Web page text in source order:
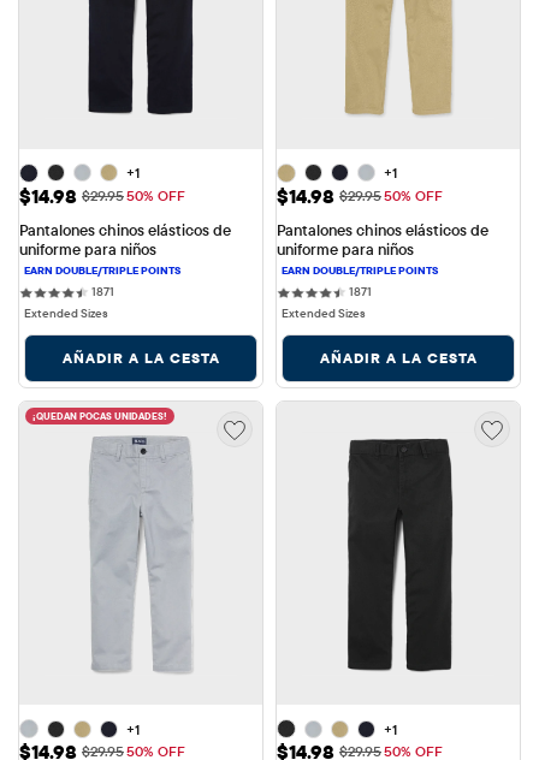
+1
Precio de venta: $14.98
$14.98 Precio original: $29.95
$29.9550% OFF
Pantalones chinos elásticos de
uniforme para niños
1871
Extended Sizes
AÑADIR A LA CESTA
+1
Precio de venta: $14.98
$14.98 Precio original: $29.95
$29.9550% OFF
Pantalones chinos elásticos de
uniforme para niños
1871
Extended Sizes
AÑADIR A LA CESTA
¡QUEDAN POCAS UNIDADES!
+1
Precio de venta: $14.98
$14.98 Precio original: $29.95
$29.9550% OFF
+1
Precio de venta: $14.98
$14.98 Precio original: $29.95
$29.9550% OFF